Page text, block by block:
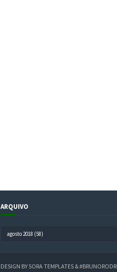
ARQUIVO
DESIGN BYSORA TEMPLATES &